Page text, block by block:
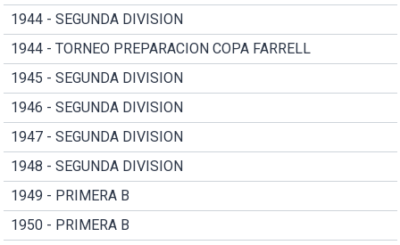
1944 - SEGUNDA DIVISION
1944 - TORNEO PREPARACION COPA FARRELL
1945 - SEGUNDA DIVISION
1946 - SEGUNDA DIVISION
1947 - SEGUNDA DIVISION
1948 - SEGUNDA DIVISION
1949 - PRIMERA B
1950 - PRIMERA B